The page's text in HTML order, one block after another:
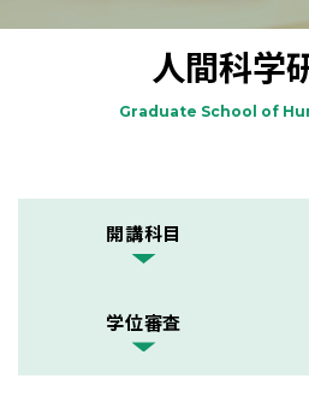
人間科学
Graduate School of
開講科目
学位審査